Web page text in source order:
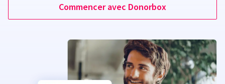
Commencer avec Donorbox